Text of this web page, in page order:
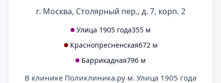
г. Москва, Столярный пер., д. 7, корп. 2
Улица 1905 года355 м
Краснопресненская672 м
Баррикадная796 м
В клинике Поликлиника.ру м. Улица 1905 года